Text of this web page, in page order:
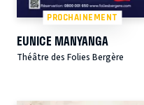
PROCHAINEMENT
EUNICE MANYANGA
Théâtre des Folies Bergère